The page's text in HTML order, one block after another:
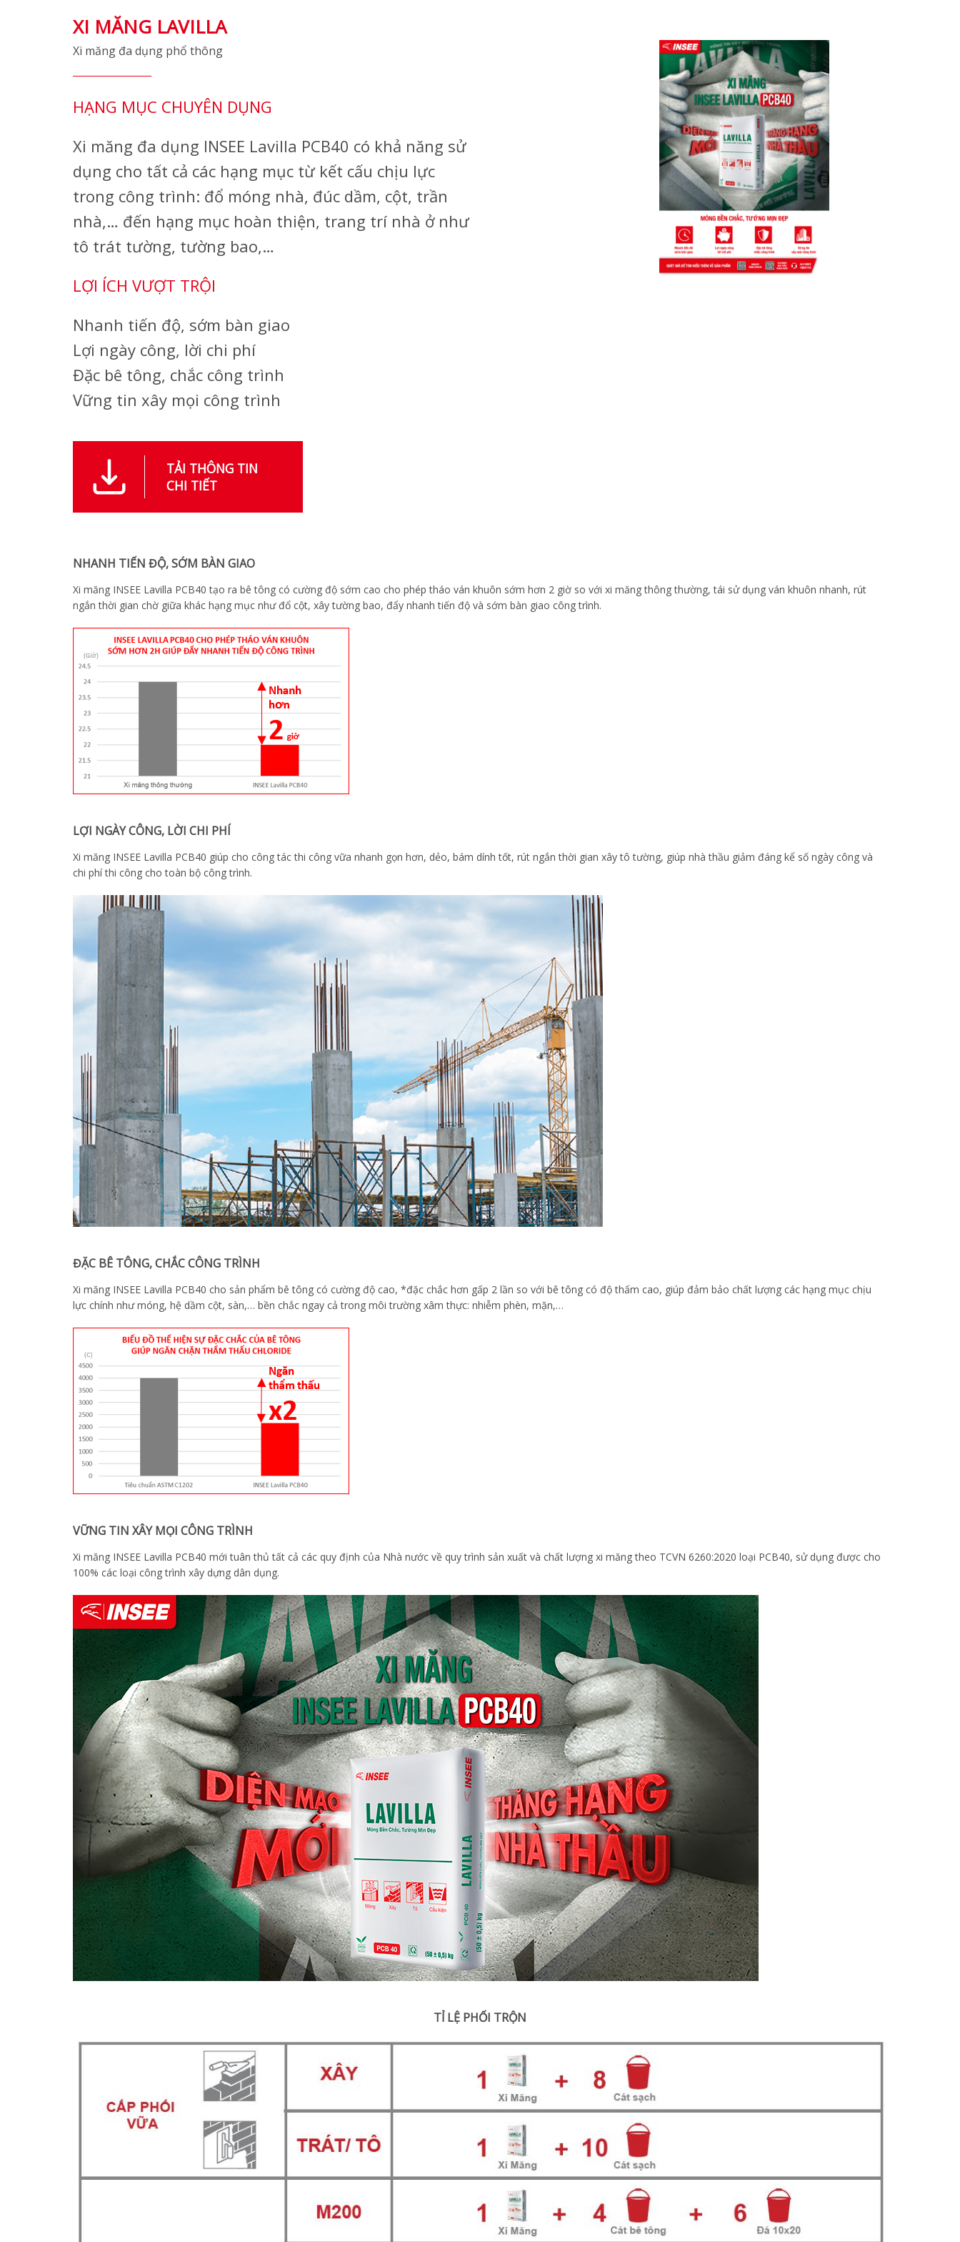
XI MĂNG LAVILLA
Xi măng đa dụng phổ thông
HẠNG MỤC CHUYÊN DỤNG
Xi măng đa dụng INSEE Lavilla PCB40 có khả năng sử
dụng cho tất cả các hạng mục từ kết cấu chịu lực
trong công trình: đổ móng nhà, đúc dầm, cột, trần
nhà,… đến hạng mục hoàn thiện, trang trí nhà ở như
tô trát tường, tường bao,…
LỢI ÍCH VƯỢT TRỘI
Nhanh tiến độ, sớm bàn giao
Lợi ngày công, lời chi phí
Đặc bê tông, chắc công trình
Vững tin xây mọi công trình
TẢI THÔNG TIN
CHI TIẾT
NHANH TIẾN ĐỘ, SỚM BÀN GIAO
Xi măng INSEE Lavilla PCB40 tạo ra bê tông có cường độ sớm cao cho phép tháo ván khuôn sớm hơn 2 giờ so với xi măng thông thường, tái sử dụng ván khuôn nhanh, rút
ngắn thời gian chờ giữa khác hạng mục như đổ cột, xây tường bao, đẩy nhanh tiến độ và sớm bàn giao công trình.
LỢI NGÀY CÔNG, LỜI CHI PHÍ
Xi măng INSEE Lavilla PCB40 giúp cho công tác thi công vữa nhanh gọn hơn, dẻo, bám dính tốt, rút ngắn thời gian xây tô tường, giúp nhà thầu giảm đáng kể số ngày công và
chi phí thi công cho toàn bộ công trình.
ĐẶC BÊ TÔNG, CHẮC CÔNG TRÌNH
Xi măng INSEE Lavilla PCB40 cho sản phẩm bê tông có cường độ cao, *đặc chắc hơn gấp 2 lần so với bê tông có độ thấm cao, giúp đảm bảo chất lượng các hạng mục chịu
lực chính như móng, hệ dầm cột, sàn,… bền chắc ngay cả trong môi trường xâm thực: nhiễm phèn, mặn,…
VỮNG TIN XÂY MỌI CÔNG TRÌNH
Xi măng INSEE Lavilla PCB40 mới tuân thủ tất cả các quy định của Nhà nước về quy trình sản xuất và chất lượng xi măng theo TCVN 6260:2020 loại PCB40, sử dụng được cho
100% các loại công trình xây dựng dân dụng.
TỈ LỆ PHỐI TRỘN